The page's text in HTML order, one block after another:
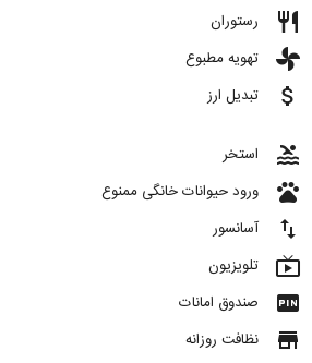
restaurant رستوران
toys تهویه مطبوع
attach_money تبدیل ارز
pool استخر
pets ورود حیوانات خانگی ممنوع
import_export آسانسور
live_tv تلویزیون
fiber_pin صندوق امانات
store نظافت روزانه